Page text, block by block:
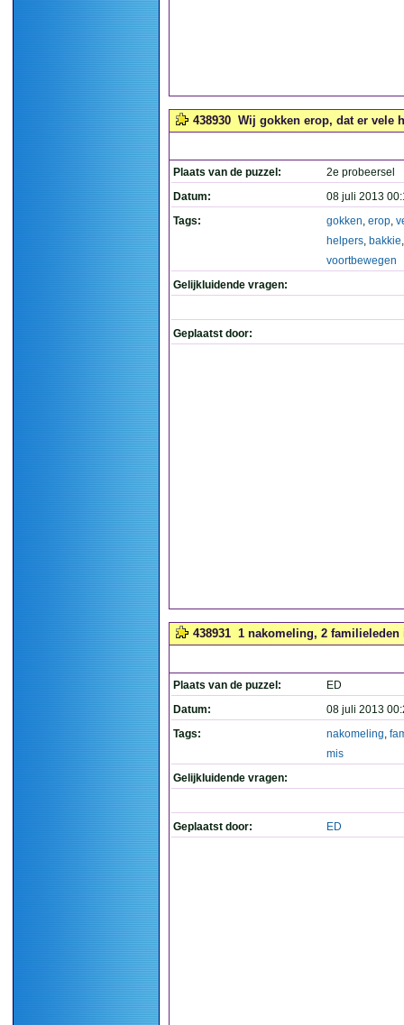
438930 Wij gokken erop, dat er vele
Plaats van de puzzel:
2e probeersel
Datum:
08 juli 2013
Tags:
gokken, erop,
helpers, bakkie
voortbewegen
Gelijkluidende vragen:
Geplaatst door:
438931 1 nakomeling, 2 familieleden
Plaats van de puzzel:
ED
Datum:
08 juli 2013
Tags:
nakomeling,
mis
Gelijkluidende vragen:
Geplaatst door: ED